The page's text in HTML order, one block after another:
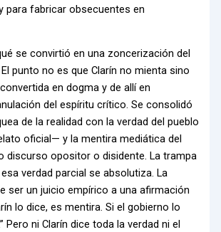
para fabricar obsecuentes en
se convirtió en una zoncerización del
punto no es que Clarín no mienta sino
en dogma y de allí en
del espíritu crítico. Se consolidó
de la realidad con la verdad del pueblo
oficial— y la mentira mediática del
discurso opositor o disidente. La trampa
verdad parcial se absolutiza. La
ser un juicio empírico a una afirmación
lo dice, es mentira. Si el gobierno lo
Pero ni Clarín dice toda la verdad ni el